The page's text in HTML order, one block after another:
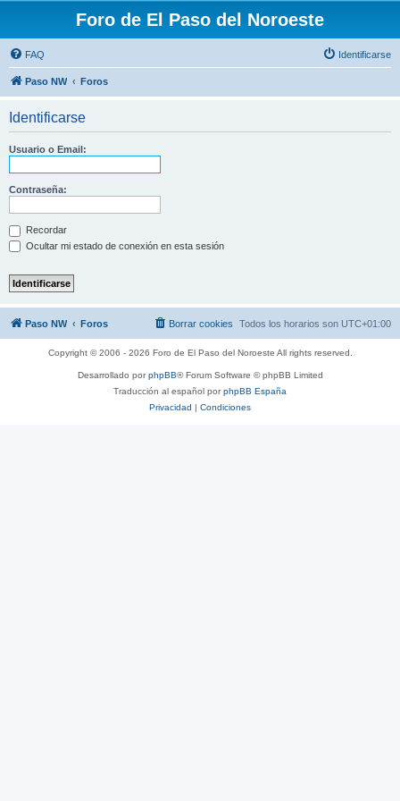
Foro de El Paso del Noroeste
FAQ Identificarse
Paso NW Foros
Identificarse
Usuario o Email:
Contraseña:
Recordar
Ocultar mi estado de conexión en esta sesión
Paso NW Foros Todos los horarios son UTC+01:00
Borrar cookies
Copyright © 2006 - 2026 Foro de El Paso del Noroeste All rights reserved.
Desarrollado porphpBB® Forum Software © phpBB Limited
Traducción al español porphpBB España
Privacidad | Condiciones